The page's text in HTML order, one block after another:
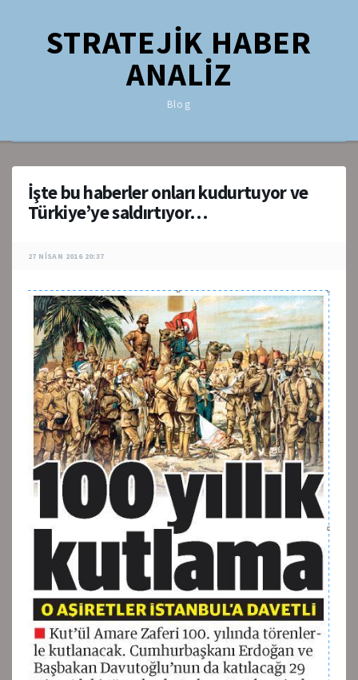
STRATEJİK HABER
ANALİZ
Blog
İşte bu haberler onları kudurtuyor ve
Türkiye’ye saldırtıyor…
27 NISAN 2016 20:37